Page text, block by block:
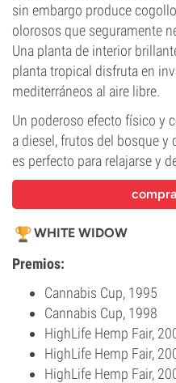
sin embargo produce
olorosos que seguramente
Una planta de interior
planta tropical disfruta en
mediterráneos al aire libre.
Un poderoso efecto físico y
a diesel, frutos del bosque
es perfecto para relajarse y
WHITE WIDOW
Premios:
Cannabis Cup, 1995
Cannabis Cup, 1998
HighLife Hemp Fair,
HighLife Hemp Fair,
HighLife Hemp Fair,